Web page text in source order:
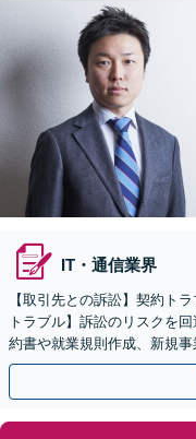
IT・通信業界
【取引先との訴訟】契約ト
トラブル】訴訟のリスクを
約書や就業規則作成、新規
い。単発のご依頼OK。